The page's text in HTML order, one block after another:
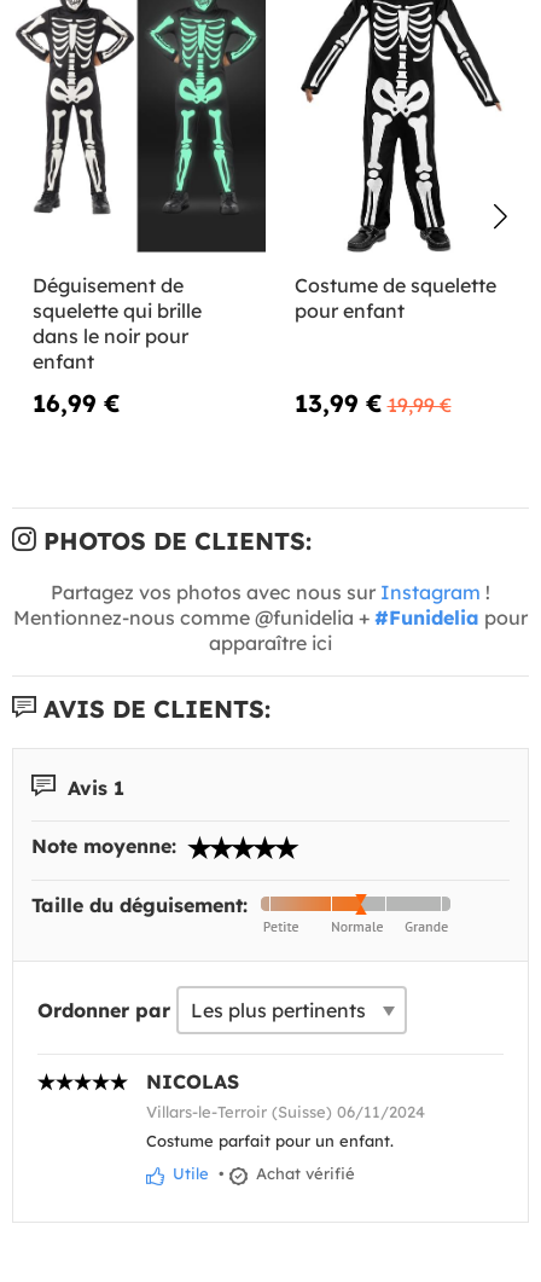
Déguisement de
squelette qui brille
dans le noir pour
enfant
16,99 €
Costume de squelette
pour enfant
13,99 € 19,99 €
PHOTOS DE CLIENTS:
Partagez vos photos avec nous sur Instagram !
Mentionnez-nous comme @funidelia + #Funidelia pour
apparaître ici
AVIS DE CLIENTS:
Avis 1
Note moyenne:
Taille du déguisement:
Ordonner par
NICOLAS
Villars-le-Terroir (Suisse) 06/11/2024
Costume parfait pour un enfant.
Utile • Achat vérifié